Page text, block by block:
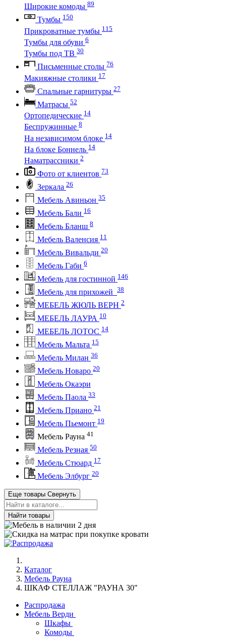
Широкие комоды 89
Тумбы 150
Прикроватные тумбы 115
Тумбы для обуви 6
Тумбы под ТВ 30
Письменные столы 76
Макияжные столики 17
Спальные гарнитуры 27
Матрасы 52
Ортопедические 14
Беспружинные 8
На независимом блоке 14
На блоке Боннель 14
Наматрассники 2
Фото от клиентов 73
Зеркала 26
Мебель Авиньон 35
Мебель Бали 16
Мебель Бланш 8
Мебель Валенсия 11
Мебель Вивальди 20
Мебель Габи 6
Мебель для гостинной 146
Мебель для прихожей 38
МЕБЕЛЬ ЖЮЛЬ ВЕРН 2
МЕБЕЛЬ ЛАУРА 10
МЕБЕЛЬ ЛОТОС 14
Мебель Мальта 15
Мебель Милан 36
Мебель Новаро 20
Мебель Окаэри
Мебель Паола 33
Мебель Приано 21
Мебель Пьемонт 19
Мебель Рауна 41
Мебель Резная 50
Мебель Стюард 17
Мебель Элбург 20
Еще товары Свернуть
Найти товары
Каталог
Мебель Рауна
ШКАФ СТЕЛЛАЖ "РАУНА 30"
Распродажа
Мебель Верди
Шкафы
Комоды